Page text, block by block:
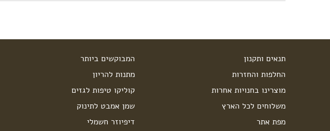
תנאים ותקנון
החלפות והחזרות
מוצרינו בחנויות אחרות
משלוחים לכל הארץ
מפת אתר
המבוקשים ביותר
מתנות להריון
קוליקו טיפות לגזים
שמן אמבט לתינוק
דיפיוזר חשמלי